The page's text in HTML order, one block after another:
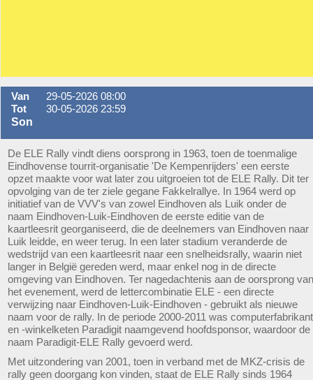
Van
29-05-2026 08:00
Tot
30-05-2026 23:59
Son
De ELE Rally vindt diens oorsprong in 1963, toen de toenmalige
Eindhovense tourrit-organisatie 'De Kempenrijders' een eerste
opzet maakte voor wat later zou uitgroeien tot de ELE Rally. Dit ter
opvolging van de ter ziele gegane Fakkelrallye. In 1964 werd op
initiatief van de VVV's van zowel Eindhoven als Luik onder de
naam Eindhoven-Luik-Eindhoven de eerste editie van de
kaartleesrit georganiseerd, die de deelnemers van Eindhoven naar
Luik leidde, en weer terug. In een later stadium veranderde de
wedstrijd van een kaartleesrit naar een snelheidsrally, waarin niet
langer in België gereden werd, maar enkel nog in de directe
omgeving van Eindhoven. Ter nagedachtenis aan de oorsprong van
het evenement, werd de lettercombinatie ELE - een directe
verwijzing naar Eindhoven-Luik-Eindhoven - gebruikt als nieuwe
naam voor de rally. In de periode 2000-2011 was computerfabrikant
en -winkelketen Paradigit naamgevend hoofdsponsor, waardoor de
naam Paradigit-ELE Rally gevoerd werd.
Met uitzondering van 2001, toen in verband met de MKZ-crisis de
rally geen doorgang kon vinden, staat de ELE Rally sinds 1964